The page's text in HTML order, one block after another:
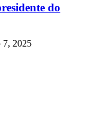
do
7, 2025